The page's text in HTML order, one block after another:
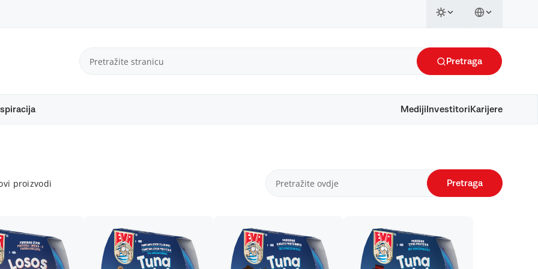
Pretraga
Mediji Investitori Karijere
proizvodi Pretraga